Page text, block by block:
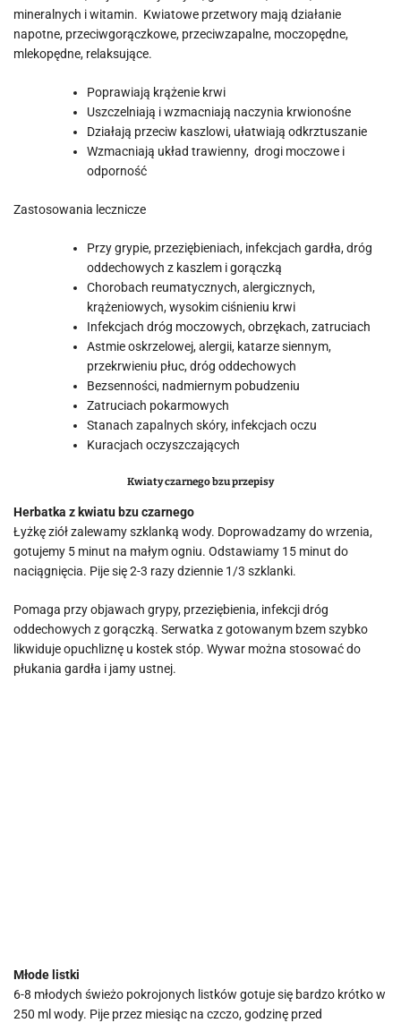
mineralnych i witamin. Kwiatowe przetwory mają działanie
napotne, przeciwgorączkowe, przeciwzapalne, moczopędne,
mlekopędne, relaksujące.
Poprawiają krążenie krwi
Uszczelniają i wzmacniają naczynia krwionośne
Działają przeciw kaszlowi, ułatwiają odkrztuszanie
Wzmacniają układ trawienny, drogi moczowe i
odporność
Zastosowania lecznicze
Przy grypie, przeziębieniach, infekcjach gardła, dróg
oddechowych z kaszlem i gorączką
Chorobach reumatycznych, alergicznych,
krążeniowych, wysokim ciśnieniu krwi
Infekcjach dróg moczowych, obrzękach, zatruciach
Astmie oskrzelowej, alergii, katarze siennym,
przekrwieniu płuc, dróg oddechowych
Bezsenności, nadmiernym pobudzeniu
Zatruciach pokarmowych
Stanach zapalnych skóry, infekcjach oczu
Kuracjach oczyszczających
Kwiaty czarnego bzu przepisy
Herbatka z kwiatu bzu czarnego
Łyżkę ziół zalewamy szklanką wody. Doprowadzamy do wrzenia,
gotujemy 5 minut na małym ogniu. Odstawiamy 15 minut do
naciągnięcia. Pije się 2-3 razy dziennie 1/3 szklanki.
Pomaga przy objawach grypy, przeziębienia, infekcji dróg
oddechowych z gorączką. Serwatka z gotowanym bzem szybko
likwiduje opuchliznę u kostek stóp. Wywar można stosować do
płukania gardła i jamy ustnej.
Młode listki
6-8 młodych świeżo pokrojonych listków gotuje się bardzo krótko w
250 ml wody. Pije przez miesiąc na czczo, godzinę przed